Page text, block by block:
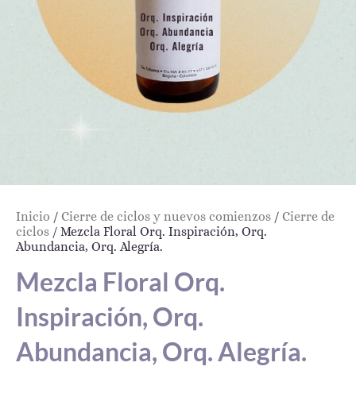
Inicio / Cierre de ciclos y nuevos comienzos / Cierre de
ciclos / Mezcla Floral Orq. Inspiración, Orq.
Abundancia, Orq. Alegría.
Mezcla Floral Orq.
Inspiración, Orq.
Abundancia, Orq. Alegría.